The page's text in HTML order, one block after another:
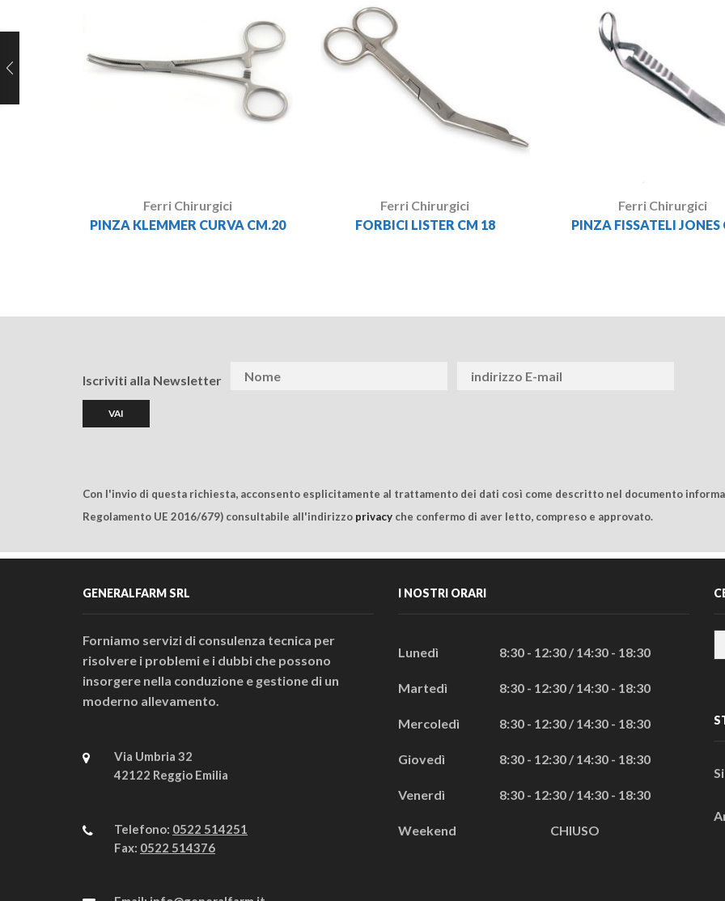
Ferri Chirurgici
PINZA KLEMMER CURVA CM.20
Ferri Chirurgici
FORBICI LISTER CM 18
Ferri Chirurgici
PINZA FISSATELI JONES
Iscriviti alla Newsletter
Con l'invio di questa richiesta, acconsento esplicitamente al trattamento dei dati così come descritto nel documento
Regolamento UE 2016/679) consultabile all'indirizzo privacy che confermo di aver letto, compreso e approvato.
GENERALFARM SRL
Forniamo servizi di consulenza tecnica per
risolvere i problemi e i dubbi che possono
insorgere nella conduzione e gestione di un
moderno allevamento.
Via Umbria 32
42122 Reggio Emilia
Telefono: 0522 514251
Fax: 0522 514376
I NOSTRI ORARI
Lunedì 8:30 - 12:30 / 14:30 - 18:30
Martedì 8:30 - 12:30 / 14:30 - 18:30
Mercoledì 8:30 - 12:30 / 14:30 - 18:30
Giovedì 8:30 - 12:30 / 14:30 - 18:30
Venerdì 8:30 - 12:30 / 14:30 - 18:30
Weekend CHIUSO